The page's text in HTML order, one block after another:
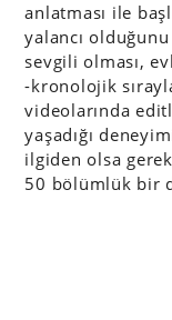
anlatması ile
yalancı
sevgili olması,
-kronolojik
videolarında
yaşadığı
ilgiden olsa
50 bölümlük bir